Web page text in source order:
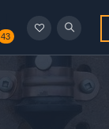
43